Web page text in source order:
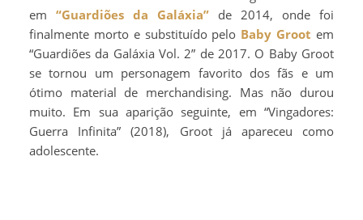
em “Guardiões da Galáxia” de 2014, onde foi
finalmente morto e substituído pelo Baby Groot em
“Guardiões da Galáxia Vol. 2” de 2017. O Baby Groot
se tornou um personagem favorito dos fãs e um
ótimo material de merchandising. Mas não durou
muito. Em sua aparição seguinte, em “Vingadores:
Guerra Infinita” (2018), Groot já apareceu como
adolescente.